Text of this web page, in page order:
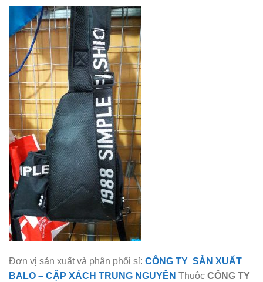
Đơn vị sản xuất và phân phối sỉ: CÔNG TY SẢN XUẤT
BALO – CẶP XÁCH TRUNG NGUYÊN Thuộc CÔNG TY